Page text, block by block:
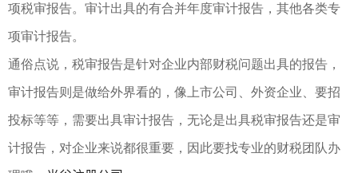
项税审报告。审计出具的有合并年度审计报告，其他各类专
项审计报告。
通俗点说，税审报告是针对企业内部财税问题出具的报告，
审计报告则是做给外界看的，像上市公司、外资企业、要招
投标等等，需要出具审计报告，无论是出具税审报告还是审
计报告，对企业来说都很重要，因此要找专业的财税团队办